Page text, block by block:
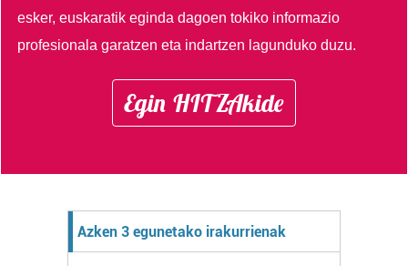
esker, euskaratik eginda dagoen tokiko informazio
profesionala garatzen eta indartzen lagunduko duzu.
Egin HITZAkide
Azken 3 egunetako irakurrienak